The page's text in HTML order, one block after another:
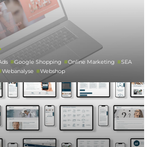
Google Shopping Online Marketing
SEA
Webanalyse Webshop